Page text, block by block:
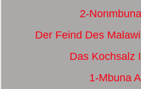
2-
Der Feind Des
Das Kochsalz
1-Mbuna